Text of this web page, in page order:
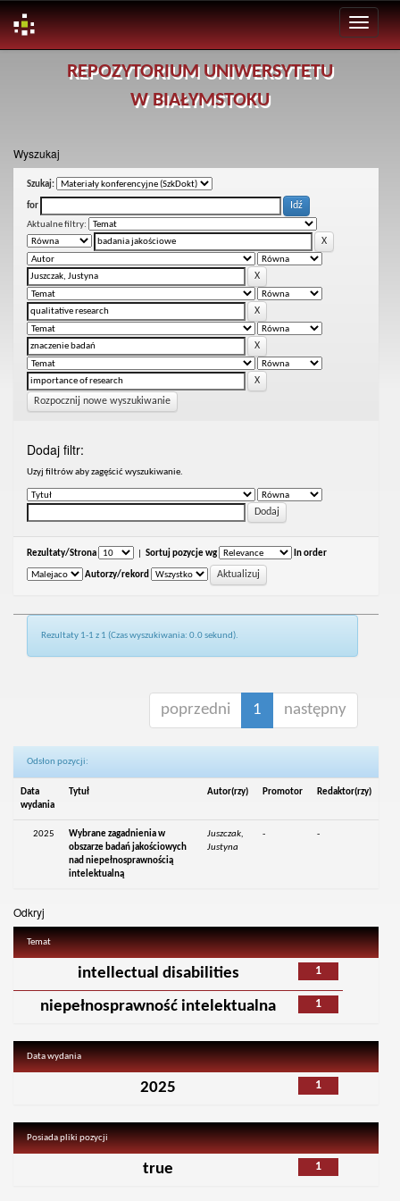
REPOZYTORIUM UNIWERSYTETU
W BIAŁYMSTOKU
Wyszukaj
Szukaj:
for
Aktualne filtry:
Rozpocznij nowe wyszukiwanie
Dodaj filtr:
Uzyj filtrów aby zagęścić wyszukiwanie.
Rezultaty/Strona Sortuj pozycje wg In order
Autorzy/rekord
Rezultaty 1-1 z 1 (Czas wyszukiwania: 0.0 sekund).
poprzedni 1 następny
Odsłon pozycji:
Data
wydania
Tytuł Autor(rzy) Promotor Redaktor(rzy)
2025
Wybrane zagadnienia w
obszarze badań jakościowych
nad niepełnosprawnością
intelektualną
Juszczak,
Justyna
- -
Odkryj
Temat
1
intellectual disabilities
1
niepełnosprawność intelektualna
Data wydania
1
2025
Posiada pliki pozycji
1
true